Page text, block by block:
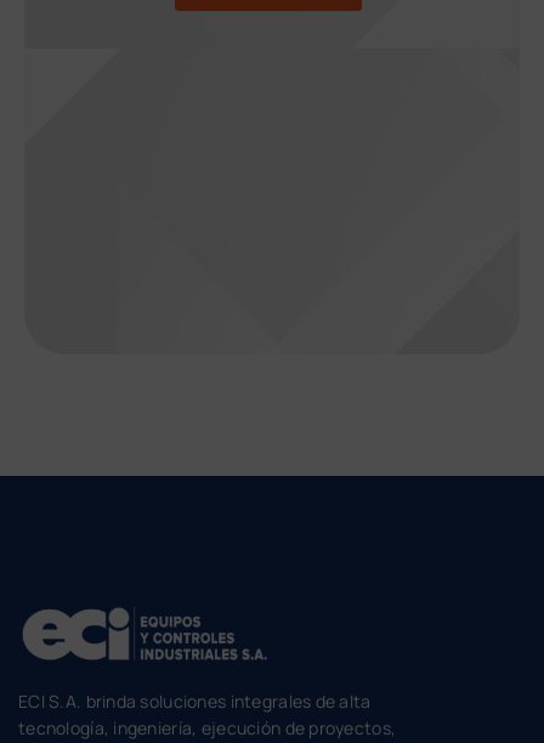
ECI S.A. brinda soluciones integrales de alta
tecnología, ingeniería, ejecución de proyectos,